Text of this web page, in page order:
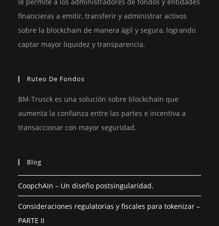
financieras a emitir, transferir y administrar activos
sobre la blockchain de manera ágil y segura, logrando
captar mayor liquidez y transparencia.
Ruteo De Fondos
BM-Trusck es una solución sobre blockchain que
aumenta la confianza entre las partes e incentiva a
transaccionar con mayor seguridad.
Blog
CoopchAIn – Un diseño postsingularidad.
Consideraciones regulatorias y fiscales para tokenizar –
PARTE II